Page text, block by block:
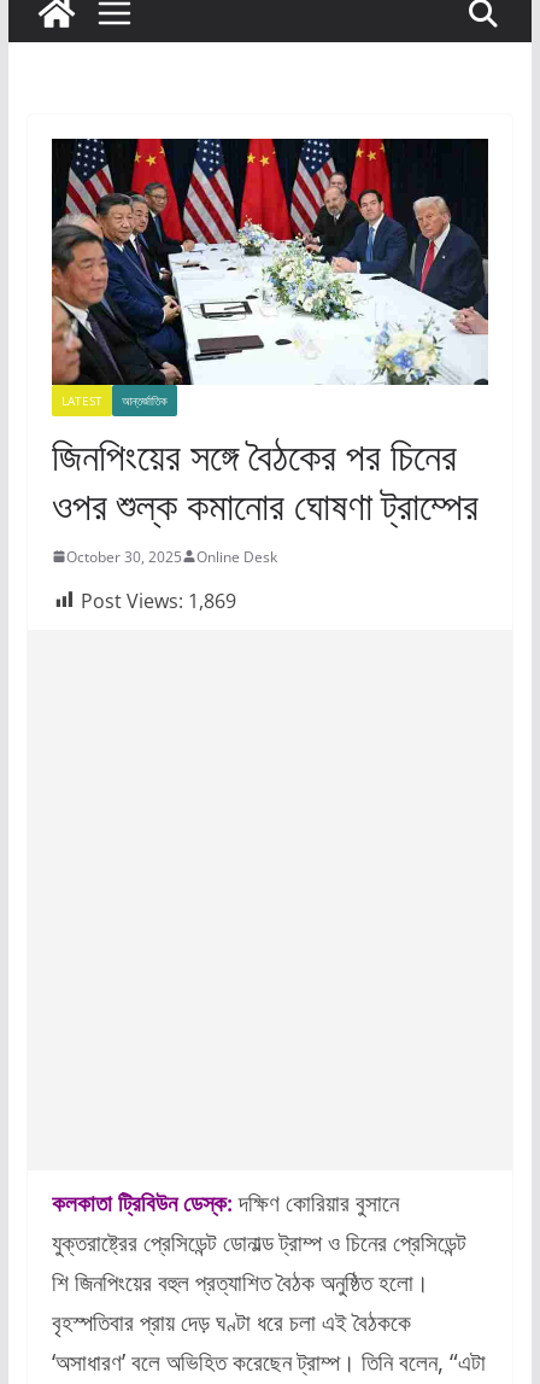
LATEST আন্তর্জাতিক
জিনপিংয়ের সঙ্গে বৈঠকের পর চিনের
ওপর শুল্ক কমানোর ঘোষণা ট্রাম্পের
October 30, 2025 Online Desk
Post Views: 1,869
কলকাতা ট্রিবিউন ডেস্ক:দক্ষিণ কোরিয়ার বুসানে
যুক্তরাষ্ট্রের প্রেসিডেন্ট ডোনাল্ড ট্রাম্প ও চিনের প্রেসিডেন্ট
শি জিনপিংয়ের বহুল প্রত্যাশিত বৈঠক অনুষ্ঠিত হলো।
বৃহস্পতিবার প্রায় দেড় ঘণ্টা ধরে চলা এই বৈঠককে
‘অসাধারণ’ বলে অভিহিত করেছেন ট্রাম্প। তিনি বলেন, “এটা